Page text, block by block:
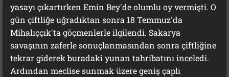
yasayı çıkartırken Emin Bey'de olumlu oy vermişti. O
gün çiftliğe uğradıktan sonra 18 Temmuz'da
Mihalıççık'ta göçmenlerle ilgilendi. Sakarya
savaşının zaferle sonuçlanmasından sonra çiftliğine
tekrar giderek buradaki yunan tahribatını inceledi.
Ardından meclise sunmak üzere geniş çaplı